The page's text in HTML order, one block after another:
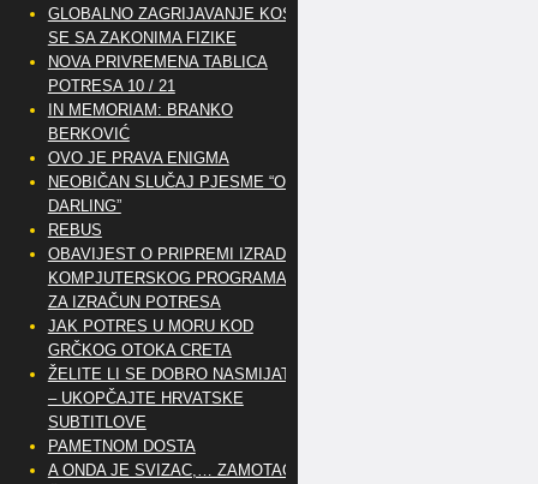
GLOBALNO ZAGRIJAVANJE KOSI
SE SA ZAKONIMA FIZIKE
NOVA PRIVREMENA TABLICA
POTRESA 10 / 21
IN MEMORIAM: BRANKO
BERKOVIĆ
OVO JE PRAVA ENIGMA
NEOBIČAN SLUČAJ PJESME “OH
DARLING”
REBUS
OBAVIJEST O PRIPREMI IZRADE
KOMPJUTERSKOG PROGRAMA
ZA IZRAČUN POTRESA
JAK POTRES U MORU KOD
GRČKOG OTOKA CRETA
ŽELITE LI SE DOBRO NASMIJATI
– UKOPČAJTE HRVATSKE
SUBTITLOVE
PAMETNOM DOSTA
A ONDA JE SVIZAC,… ZAMOTAO